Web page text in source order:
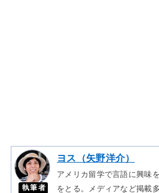
執筆者
ヨス（矢野洋介）
アメリカ留学で言語に興味
をとる。メディアなど掲載